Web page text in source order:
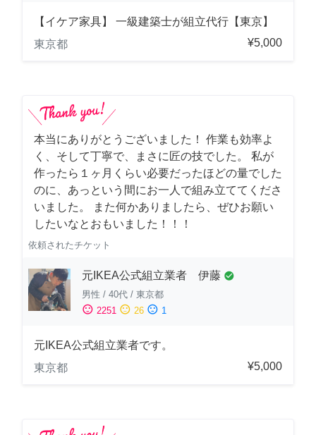
【イケア家具】 一級建築士が組立代行【東京】
東京都
¥5,000
本当にありがとうございました！ 作業も効率よ
く、そして丁寧で、まさに匠の技でした。 私が
作ったら１ヶ月くらい必要だったほどの量でした
のに、あっという間にお一人で組み立ててくださ
いました。 また何かありましたら、ぜひお願い
したいなとおもいました！！！
依頼されたチケット
元IKEA公式組立業者 伊藤 check_circle
男性 / 40代 / 東京都
sentiment_satisfied 2251 sentiment_neutral 26 sentiment_dissatisfied 1
元IKEA公式組立業者です。
東京都
¥5,000